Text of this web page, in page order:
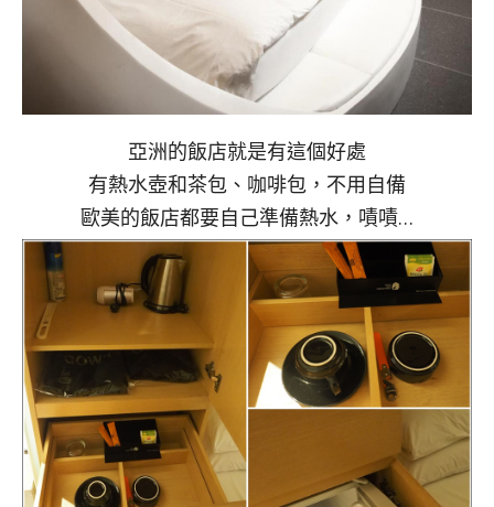
亞洲的飯店就是有這個好處
有熱水壺和茶包、咖啡包，不用自備
歐美的飯店都要自己準備熱水，嘖嘖…